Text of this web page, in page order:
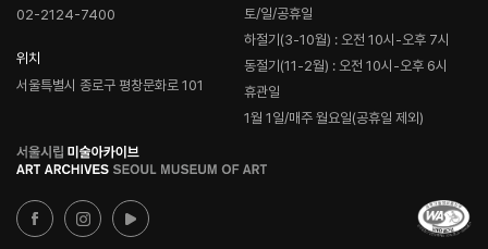
02-2124-7400
위치
서울특별시 종로구 평창문화로 101
토/일/공휴일
하절기(3-10월) : 오전 10시-오후 7시
동절기(11-2월) : 오전 10시-오후 6시
휴관일
1월 1일/매주 월요일(공휴일 제외)
로
고